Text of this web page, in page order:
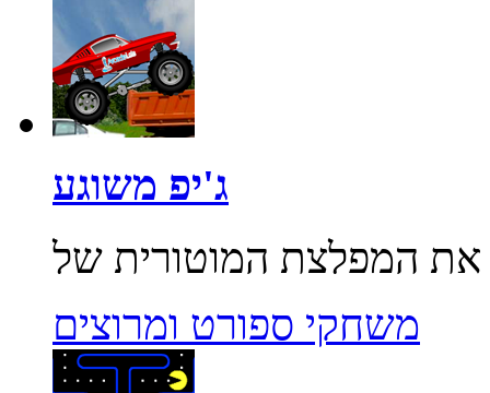
ג'יפ משוגע
משחקי ספורט ומרוצים